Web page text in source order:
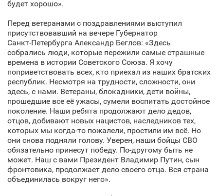
будет хорошо».
Перед ветеранами с поздравлениями выступил
присутствовавший на вечере Губернатор
Санкт‑Петербурга Александр Беглов: «Здесь
собрались люди, которые пережили самые страшные
времена в истории Советского Союза. Я хочу
поприветствовать всех, кто приехал из наших братских
республик. Несмотря на трудности, сложности, они
здесь, с нами. Ветераны, блокадники, дети войны,
прошедшие все её ужасы, сумели воспитать достойное
поколение. Наши ребята продолжают дело дедов,
отцов, добивают новых нацистов, наследников тех,
которых мы когда-то пожалели, простили им всё. Но
они снова подняли голову. Уверен, наши бойцы СВО
обязательно принесут победу. По-другому быть не
может. Наш с вами Президент Владимир Путин, сын
фронтовика, продолжает дело своего отца. Вся страна
объединилась вокруг него».